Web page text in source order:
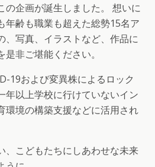
の企画が誕生しました。 想いに
年齢も職業も超えた総勢15名ア
、写真、イラストなど、作品に
非ご堪能ください。
19および変異株によるロック
年以上学校に行けていないイン
環境の構築支援などに活用され
、こどもたちにしあわせな未来